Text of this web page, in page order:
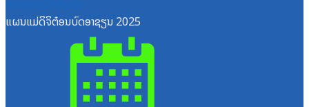
ແຜນແມ່ດິຈິຕ໋ອນບົດອາຊຽນ 2025